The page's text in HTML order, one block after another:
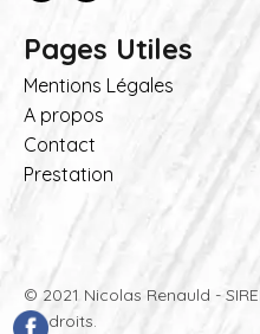
Pages Utiles
Mentions Légales
A propos
Contact
Prestation
© 2021 Nicolas Renauld -
de droits.